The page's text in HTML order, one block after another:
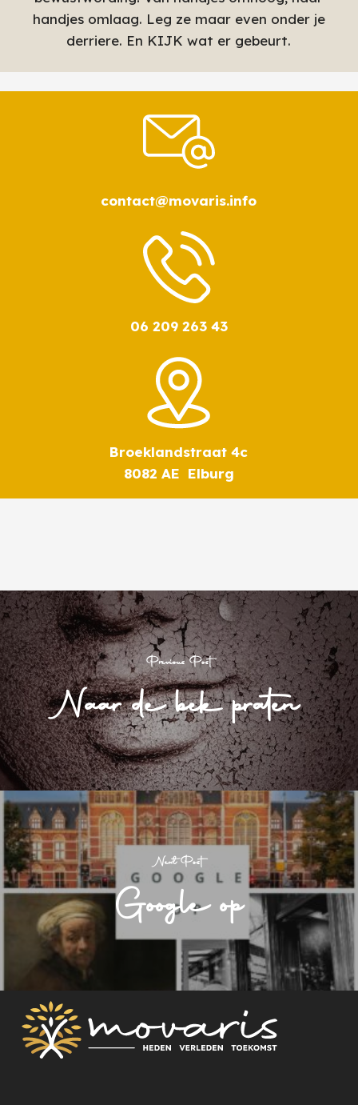
handjes omlaag. Leg ze maar even onder je
derriere. En KIJK wat er gebeurt.
contact@movaris.info
06 209 263 43
Broeklandstraat 4c
8082 AE Elburg
Previous Post
Naar de bek praten
Next Post
Google op